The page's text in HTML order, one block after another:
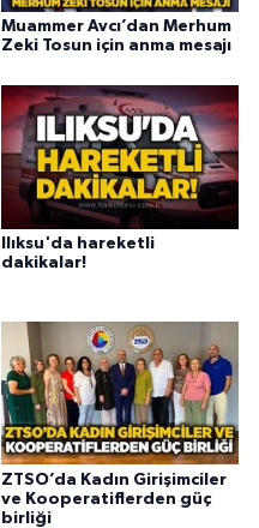
Muammer Avcı’dan Merhum
Zeki Tosun için anma mesajı
Ilıksu'da hareketli
dakikalar!
ZTSO’da Kadın Girişimciler
ve Kooperatiflerden güç
birliği